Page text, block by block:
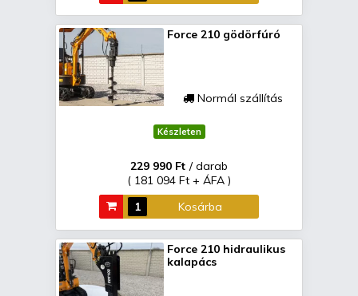
Force 210 gödörfúró
Normál szállítás
Készleten
229 990 Ft / darab
( 181 094 Ft + ÁFA )
Kosárba
Force 210 hidraulikus
kalapács